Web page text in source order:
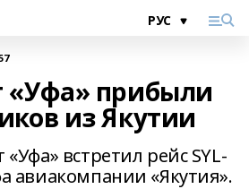
«Уфа» прибыли
из Якутии
встретил рейс SYL-
авиакомпании «Якутия».